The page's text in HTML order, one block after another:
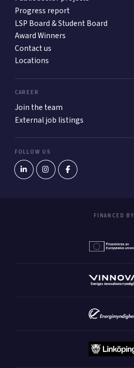
Progress report
LSP Board & Student Board
Award Winners
Contact us
Locations
CAREER
Join the team
External job listings
FOLLOW US
FINANCED BY